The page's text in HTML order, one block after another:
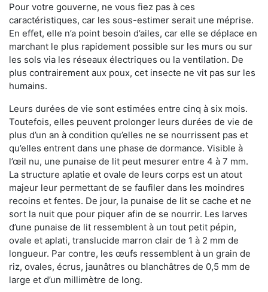
Pour votre gouverne, ne vous fiez pas à ces
caractéristiques, car les sous-estimer serait une méprise.
En effet, elle n’a point besoin d’ailes, car elle se déplace en
marchant le plus rapidement possible sur les murs ou sur
les sols via les réseaux électriques ou la ventilation. De
plus contrairement aux poux, cet insecte ne vit pas sur les
humains.
Leurs durées de vie sont estimées entre cinq à six mois.
Toutefois, elles peuvent prolonger leurs durées de vie de
plus d’un an à condition qu’elles ne se nourrissent pas et
qu’elles entrent dans une phase de dormance. Visible à
l’œil nu, une punaise de lit peut mesurer entre 4 à 7 mm.
La structure aplatie et ovale de leurs corps est un atout
majeur leur permettant de se faufiler dans les moindres
recoins et fentes. De jour, la punaise de lit se cache et ne
sort la nuit que pour piquer afin de se nourrir. Les larves
d’une punaise de lit ressemblent à un tout petit pépin,
ovale et aplati, translucide marron clair de 1 à 2 mm de
longueur. Par contre, les œufs ressemblent à un grain de
riz, ovales, écrus, jaunâtres ou blanchâtres de 0,5 mm de
large et d’un millimètre de long.